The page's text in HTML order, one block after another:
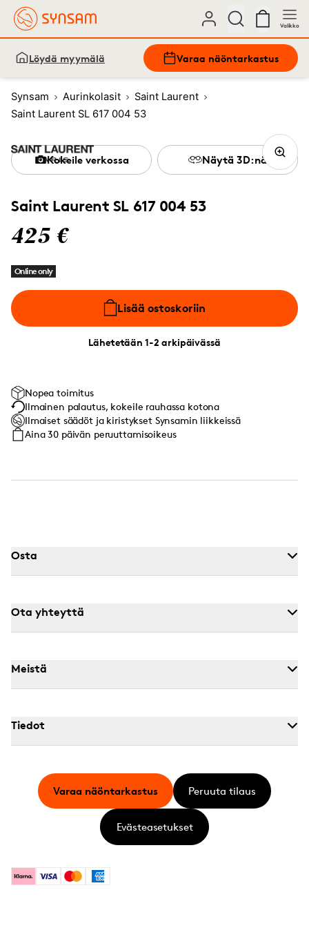
Valikko
Löydä myymälä Varaa näöntarkastus
Synsam Aurinkolasit
Saint Laurent
Saint Laurent SL 617 004 53
Saint Laurent SL 617 004 53
425 €
Online only
Lisää ostoskoriin
Lähetetään 1-2 arkipäivässä
Kokeile verkossa Näytä 3D:nä
Nopea toimitus
Ilmainen palautus, kokeile rauhassa kotona
Ilmaiset säädöt ja kiristykset Synsamin liikkeissä
Aina 30 päivän peruuttamisoikeus
Osta
Ota yhteyttä
Meistä
Tiedot
KlarnaVisa MastercardAmerican Express
Varaa näöntarkastus Peruuta tilaus
Evästeasetukset